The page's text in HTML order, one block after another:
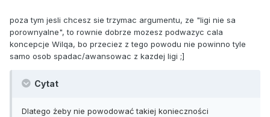
poza tym jesli chcesz sie trzymac argumentu, ze "ligi nie sa
porownyalne", to rownie dobrze mozesz podwazyc cala
koncepcje Wilqa, bo przeciez z tego powodu nie powinno tyle
samo osob spadac/awansowac z kazdej ligi ;]
Cytat
Dlatego żeby nie powodować takiej konieczności